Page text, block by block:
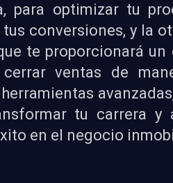
para optimizar tu
conversiones, y la
te proporcionará un
ventas de
tu carrera y
en el negocio